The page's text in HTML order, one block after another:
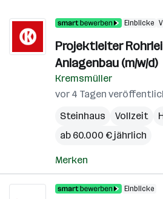
Einblicke
Projektleiter
Anlagenbau (m/w/d)
Kremsmüller
vor 4 Tagen
Steinhaus
Vollzeit
ab 60.000 € jährlich
Merken
Einblicke